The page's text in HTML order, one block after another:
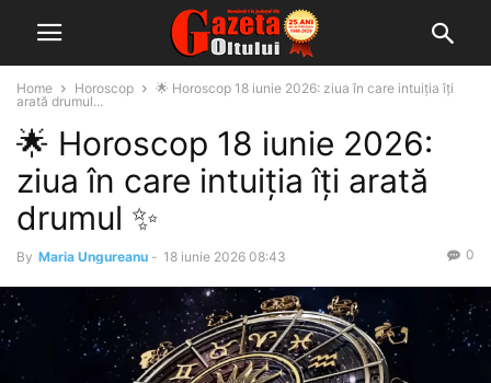
Home Horoscop
🌟 Horoscop 18 iunie 2026: ziua în care intuiția îți
arată drumul...
🌟 Horoscop 18 iunie 2026:
ziua în care intuiția îți arată
drumul ✨
By Maria Ungureanu - 18 iunie 2026 08:43 0